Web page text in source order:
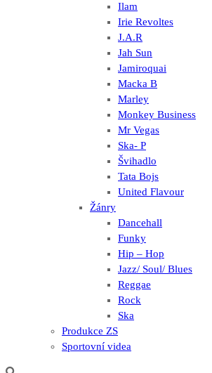
Ilam
Irie Revoltes
J.A.R
Jah Sun
Jamiroquai
Macka B
Marley
Monkey Business
Mr Vegas
Ska- P
Švihadlo
Tata Bojs
United Flavour
Žánry
Dancehall
Funky
Hip – Hop
Jazz/ Soul/ Blues
Reggae
Rock
Ska
Produkce ZS
Sportovní videa